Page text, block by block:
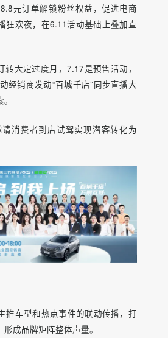
的传播节奏，将整体营销战役分为5
7月大定期、8月长尾期四大阶段，
中6-7月为直播活动执行期：
上市曝光预热。重点释放产品外观设
。
播狂欢夜，在6.11活动基础上叠加直
订转大定过度月，7.17是预售活动，
动经销商发动“百城千店”同步直播大
索。
邀请消费者到店试驾实现潜客转化为